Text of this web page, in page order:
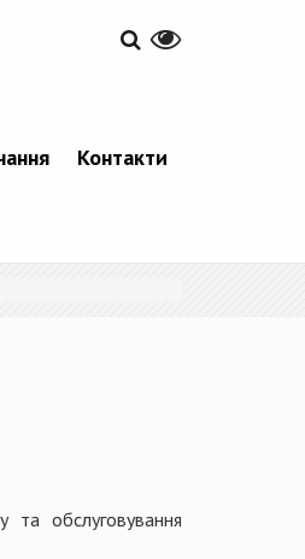
Контакти
та обслуговування